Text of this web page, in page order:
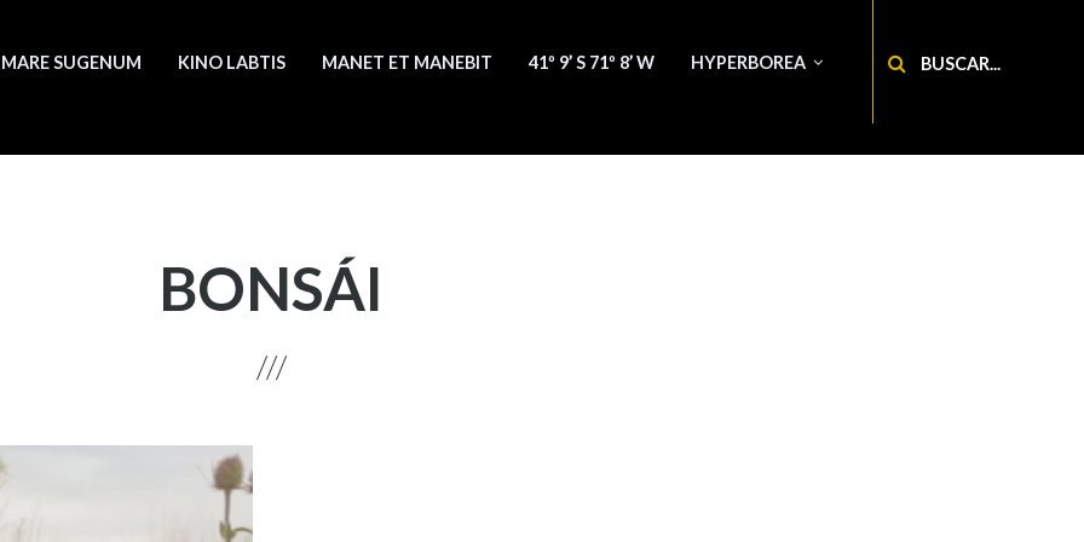
Buscar
MARE SUGENUM KINO LABTIS MANET ET MANEBIT 41º 9’ S 71º 8’ W HYPERBOREA
BONSÁI